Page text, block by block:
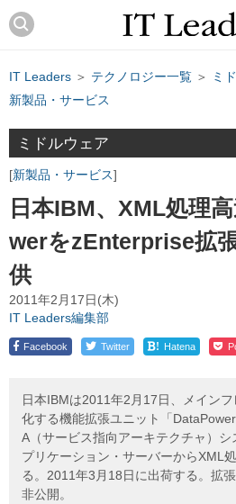
IT Leaders ＞ テクノロジー一覧 ＞ ミ
新製品・サービス
ミドルウェア
新製品・サービス
日本IBM、XML処理
werをzEnterprise拡
供
2011年2月17日(木)
IT Leaders編集部
Facebook Twitter ! Hatena
日本IBMは2011年2月17日、メイン
化する機能拡張ユニット「
A（サービス指向アーキテクチャ）
プリケーション・サーバーからXML
る。2011年3月18日に出荷する。拡
非公開。